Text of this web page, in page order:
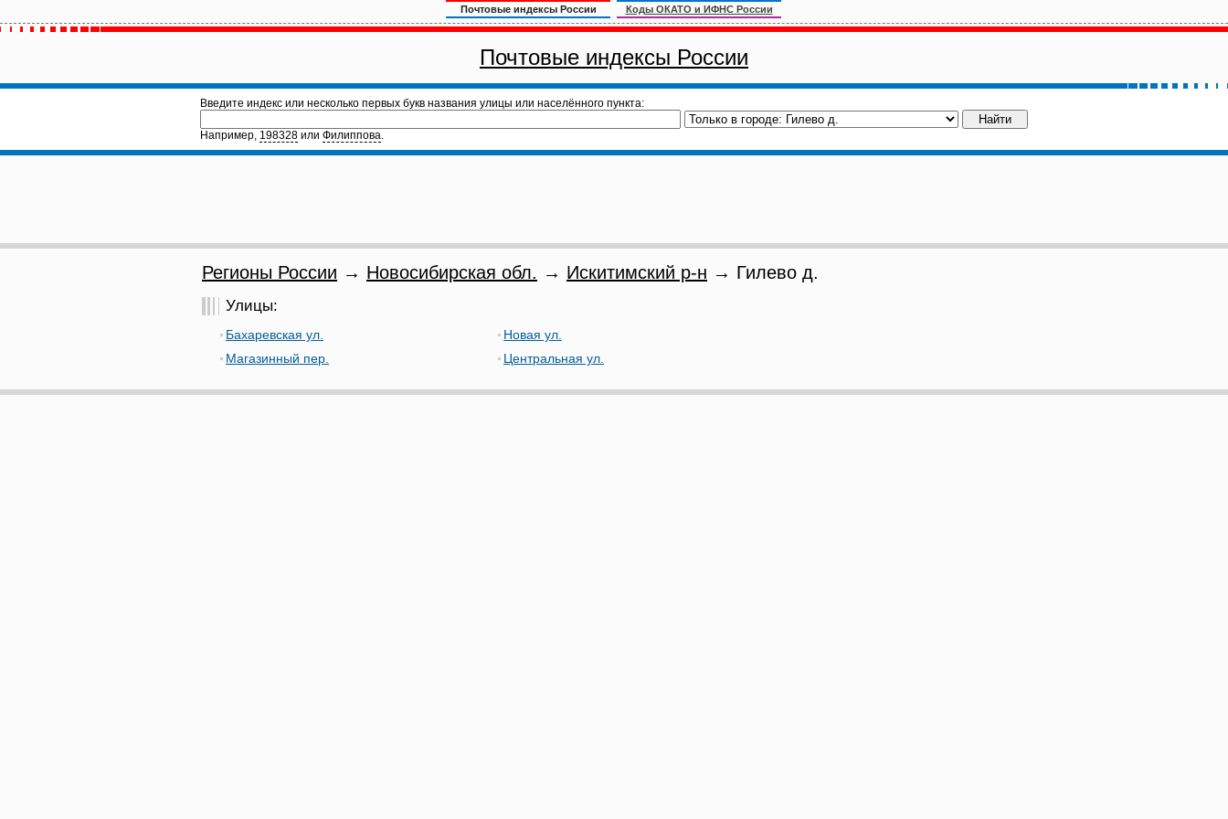
Почтовые индексы России Коды ОКАТО и ИФНС России
Почтовые индексы России
Введите индекс или несколько первых букв названия улицы или населённого пункта:
Например, 198328 или Филиппова.
Регионы России → Новосибирская обл. → Искитимский р-н → Гилево д.
Улицы:
Бахаревская ул.
Магазинный пер.
Новая ул.
Центральная ул.